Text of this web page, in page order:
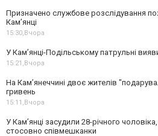
Призначено службове розслідування
Кам’янці
15:30,Вчора
У Кам’янці-Подільському патрульні
15:21,Вчора
На Камʼянеччині двоє жителів
гривень
15:11,Вчора
У Камʼянці засудили 28-річного
стосовно співмешканки